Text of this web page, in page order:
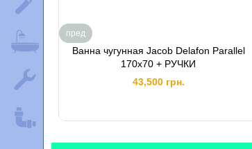
Ванна чугунная Jacob Delafon Parallel
170х70 + РУЧКИ
43,500 грн.
пред